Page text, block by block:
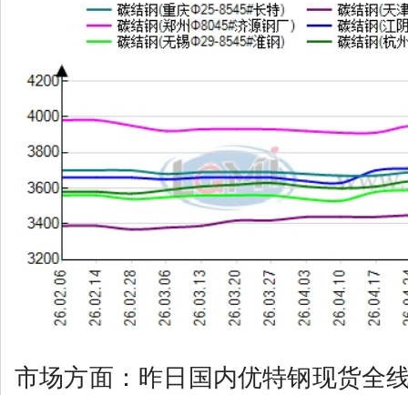
市场方面：昨日国内优特钢现货全